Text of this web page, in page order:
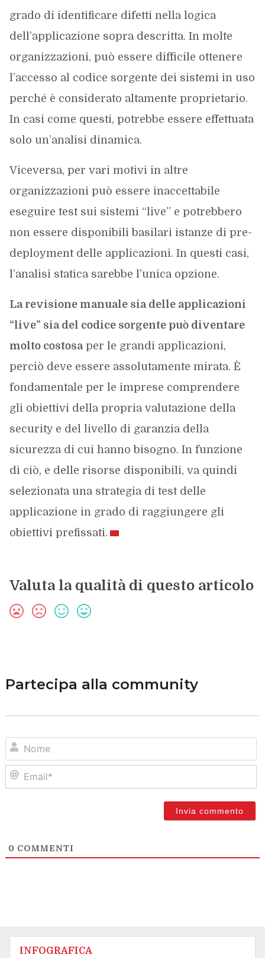
grado di identificare difetti nella logica
dell’applicazione sopra descritta. In molte
organizzazioni, può essere difficile ottenere
l’accesso al codice sorgente dei sistemi in uso
perché è considerato altamente proprietario.
In casi come questi, potrebbe essere effettuata
solo un’analisi dinamica.
Viceversa, per vari motivi in altre
organizzazioni può essere inaccettabile
eseguire test sui sistemi “live” e potrebbero
non essere disponibili basilari istanze di pre-
deployment delle applicazioni. In questi casi,
l’analisi statica sarebbe l’unica opzione.
La revisione manuale sia delle applicazioni
“live” sia del codice sorgente può diventare
molto costosaper le grandi applicazioni,
perciò deve essere assolutamente mirata. È
fondamentale per le imprese comprendere
gli obiettivi della propria valutazione della
security e del livello di garanzia della
sicurezza di cui hanno bisogno. In funzione
di ciò, e delle risorse disponibili, va quindi
selezionata una strategia di test delle
applicazione in grado di raggiungere gli
obiettivi prefissati.
Valuta la qualità di questo articolo
Partecipa alla community
0 COMMENTI
INFOGRAFICA